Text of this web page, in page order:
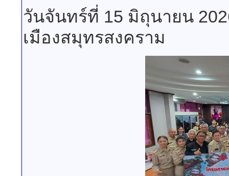
วันจันทร์ที่ 15 มิถุนายน
เมืองสมุทรสงคราม